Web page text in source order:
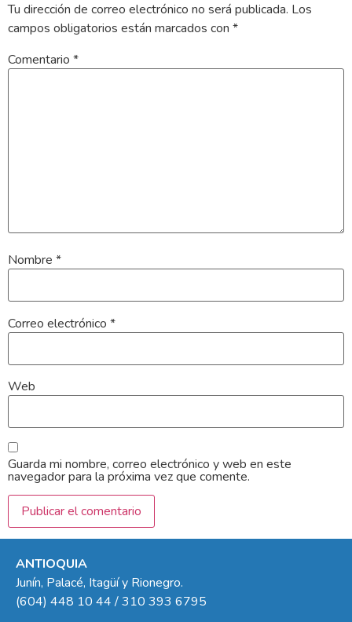
Tu dirección de correo electrónico no será publicada. Los
campos obligatorios están marcados con *
Comentario *
Nombre *
Correo electrónico *
Web
Guarda mi nombre, correo electrónico y web en este
navegador para la próxima vez que comente.
ANTIOQUIA
Junín, Palacé, Itagüí y Rionegro.
(604) 448 10 44 / 310 393 6795